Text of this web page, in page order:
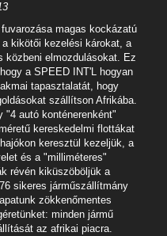
magas kockázatú
kikötői kezelési károkat, a
elmozdulásokat. Ez
a SPEED INT'L hogyan
tapasztalatát, hogy
szállítson Afrikába.
"4 autó konténerenként"
kereskedelmi flottákat
keresztül kezeljük, a
és a "milliméteres"
révén kiküszöböljük a
sikeres járműszállítmány
zökkenőmentes
minden jármű
az afrikai piacra.